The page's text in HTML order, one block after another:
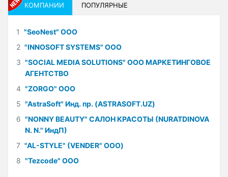
КОМПАНИИ ПОПУЛЯРНЫЕ
1 "SeoNest" ООО
2 "INNOSOFT SYSTEMS" ООО
3 "SOCIAL MEDIA SOLUTIONS" ООО МАРКЕТИНГОВОЕ
АГЕНТСТВО
4 "ZORGO" ООО
5 "AstraSoft" Инд. пр. (ASTRASOFT.UZ)
6 "NONNY BEAUTY" САЛОН КРАСОТЫ (NURATDINOVA
N. N." ИндП)
7 "AL-STYLE" (VENDER" ООО)
8 "Tezcode" ООО